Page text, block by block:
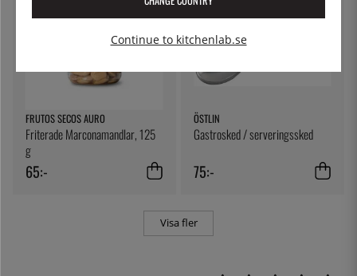
FRUTOS SECOS AURO
Friterade Marconamandlar, 125
g
65:-
ÖSTLIN
Gastrosked / serveringssked
75:-
Visa fler
Continue to kitchenlab.se